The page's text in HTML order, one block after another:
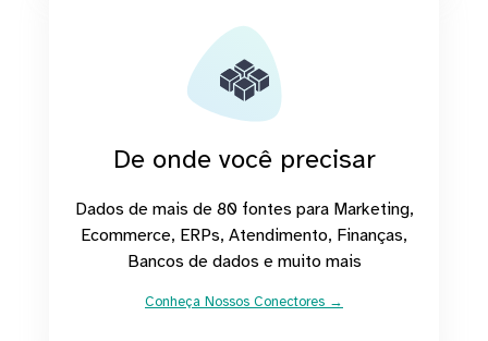
De onde você precisar
Dados de mais de 80 fontes para Marketing,
Ecommerce, ERPs, Atendimento, Finanças,
Bancos de dados e muito mais
Conheça Nossos Conectores →